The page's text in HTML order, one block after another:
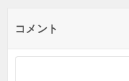
コメント